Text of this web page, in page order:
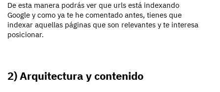
De esta manera podrás ver que urls está indexando
Google y como ya te he comentado antes, tienes que
indexar aquellas páginas que son relevantes y te interesa
posicionar.
2) Arquitectura y contenido